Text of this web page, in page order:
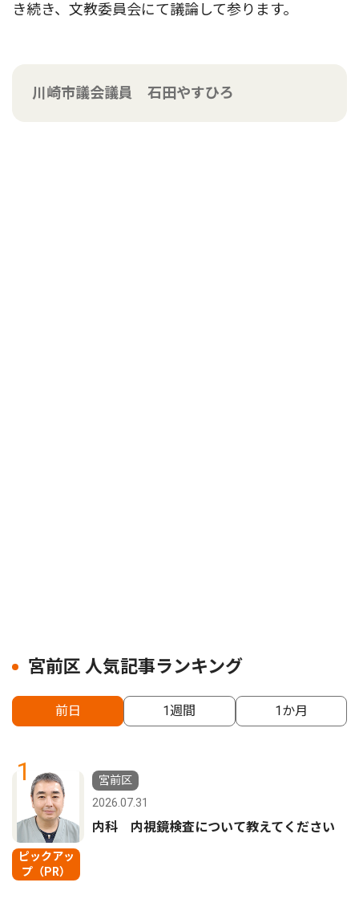
き続き、文教委員会にて議論して参ります。
川崎市議会議員 石田やすひろ
宮前区 人気記事ランキング
前日 1週間 1か月
1
ピックアッ
プ（PR）
宮前区
2026.07.31
内科 内視鏡検査について教えてください